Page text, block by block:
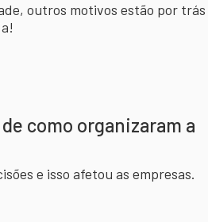
outros motivos estão por trás
como organizaram a
e isso afetou as empresas.